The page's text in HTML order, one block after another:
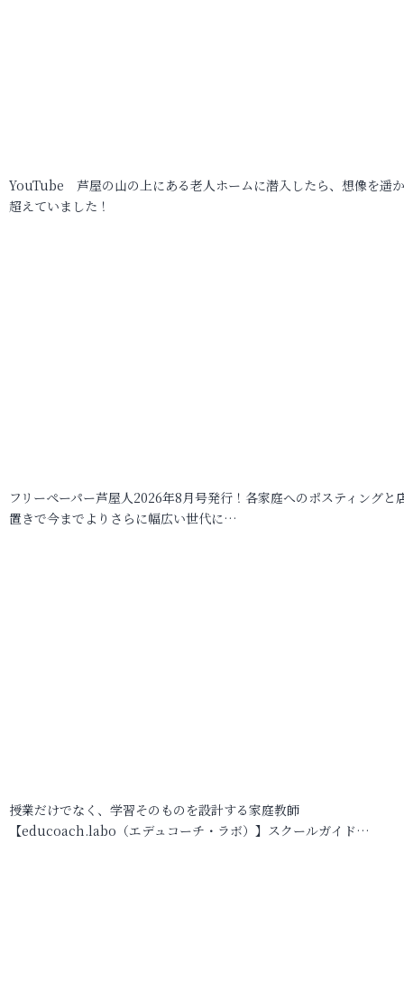
YouTube 芦屋の山の上にある老人ホームに潜入したら、想像を遥
超えていました！
フリーペーパー芦屋人2026年8月号発行！各家庭へのポスティングと
置きで今までよりさらに幅広い世代に…
授業だけでなく、学習そのものを設計する家庭教師
【educoach.labo（エデュコーチ・ラボ）】スクールガイド…